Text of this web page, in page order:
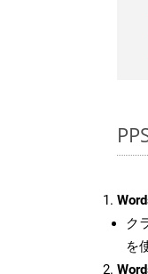
ク
を